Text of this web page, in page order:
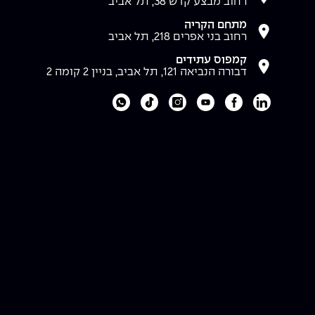
מתחם הקריה
רחוב בני אפרים 218, תל אביב
קמפוס עתידים
דבורה הנביאה 121, תל אביב, בניין 2 קומה 2
לעמוד הלינקדאין של מכללת אפקה
לעמוד הפייסבוק של מכללת אפקה
לעמוד היוטיוב של מכללת אפקה
לעמוד האינסטגרם של מכללת אפקה
לעמוד הטיקטוק של מכללת אפקה
לוואטסאפ של מכללת אפקה